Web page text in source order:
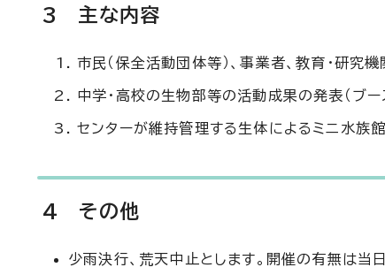
3 主な内容
市民（保全活動団体等）、事業者、教育・研究
中学・高校の生物部等の活動成果の発表（ブー
センターが維持管理する生体によるミニ水族
4 その他
少雨決行、荒天中止とします。開催の有無は